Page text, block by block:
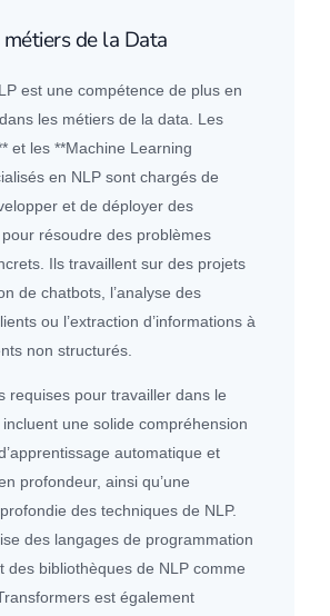
de la Data
est une compétence de plus en
les métiers de la data. Les
et les **Machine Learning
en NLP sont chargés de
et de déployer des
résoudre des problèmes
Ils travaillent sur des projets
de chatbots, l’analyse des
ou l’extraction d’informations à
non structurés.
requises pour travailler dans le
une solide compréhension
automatique et
profondeur, ainsi qu’une
des techniques de NLP.
des langages de programmation
des bibliothèques de NLP comme
est également